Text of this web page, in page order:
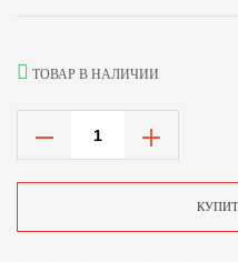
ТОВАР В НАЛИЧИИ